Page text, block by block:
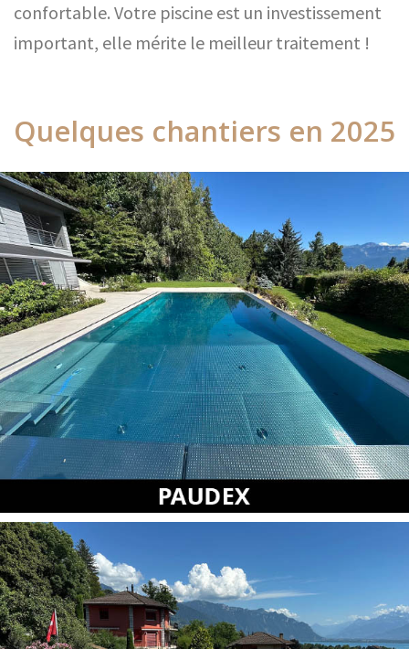
confortable. Votre piscine est un investissement
important, elle mérite le meilleur traitement !
Quelques chantiers en 2025